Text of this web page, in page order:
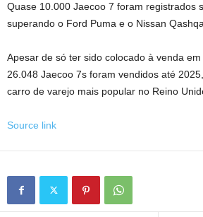
Quase 10.000 Jaecoo 7 foram registrados
superando o Ford Puma e o Nissan
Apesar de só ter sido colocado à venda em
26.048 Jaecoo 7s foram vendidos até
carro de varejo mais popular no Reino
Source link